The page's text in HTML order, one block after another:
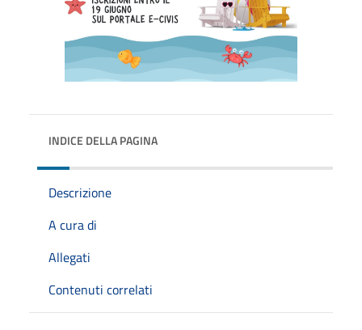
INDICE DELLA PAGINA
Descrizione
A cura di
Allegati
Contenuti correlati